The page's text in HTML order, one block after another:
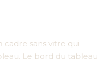
cadre sans vitre qui
Le bord du tableau